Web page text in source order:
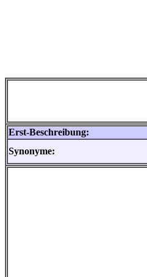
Erst-Beschreibung:
Synonyme: